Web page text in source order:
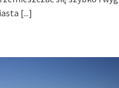
[...]